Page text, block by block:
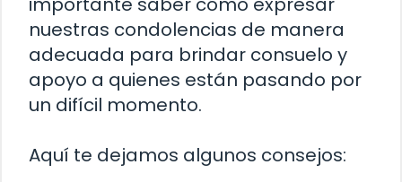
nuestras condolencias de manera
adecuada para brindar consuelo y
apoyo a quienes están pasando por
un difícil momento.
Aquí te dejamos algunos consejos: